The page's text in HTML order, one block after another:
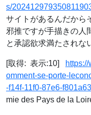
s/
サイトがあるんだから
邪推ですが手描きの人
と承認欲求満たされ
[取得: 表示:10]
omment-se-porte-
-f14f-11f0-87e6-
mie des Pays de la